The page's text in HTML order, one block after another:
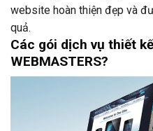
website hoàn thiện đẹp và
quả.
Các gói dịch vụ thiết
WEBMASTERS?